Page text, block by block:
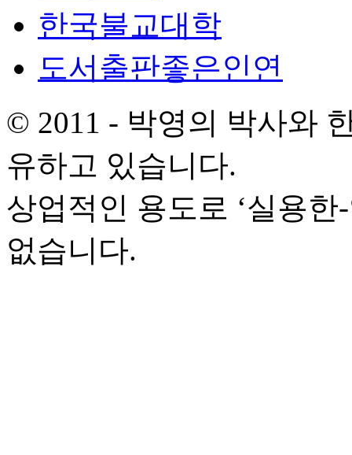
한국불교대학
도서출판좋은인연
© 2011 - 박영의 박사와
유하고 있습니다.
상업적인 용도로 ‘실용
없습니다.